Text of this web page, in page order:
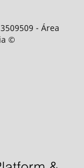
- Área
©